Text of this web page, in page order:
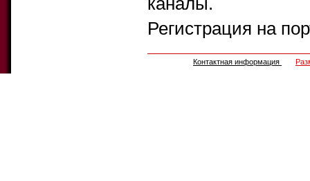
Регистрация на
Контактная информация